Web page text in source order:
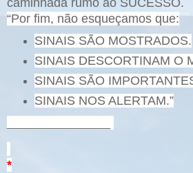
“Por fim, não esqueçamos que:
SINAIS SÃO MOSTRADOS.
SINAIS DESCORTINAM O
SINAIS SÃO
SINAIS NOS ALERTAM.”
*